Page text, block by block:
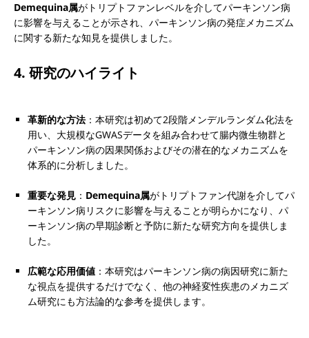
Demequina属がトリプトファンレベルを介してパーキンソン病
に影響を与えることが示され、パーキンソン病の発症メカニズム
に関する新たな知見を提供しました。
4. 研究のハイライト
革新的な方法 ：本研究は初めて2段階メンデルランダム化法を
用い、大規模なGWASデータを組み合わせて腸内微生物群と
パーキンソン病の因果関係およびその潜在的なメカニズムを
体系的に分析しました。
重要な発見 ： Demequina属がトリプトファン代謝を介してパ
ーキンソン病リスクに影響を与えることが明らかになり、パ
ーキンソン病の早期診断と予防に新たな研究方向を提供しま
した。
広範な応用価値 ：本研究はパーキンソン病の病因研究に新た
な視点を提供するだけでなく、他の神経変性疾患のメカニズ
ム研究にも方法論的な参考を提供します。